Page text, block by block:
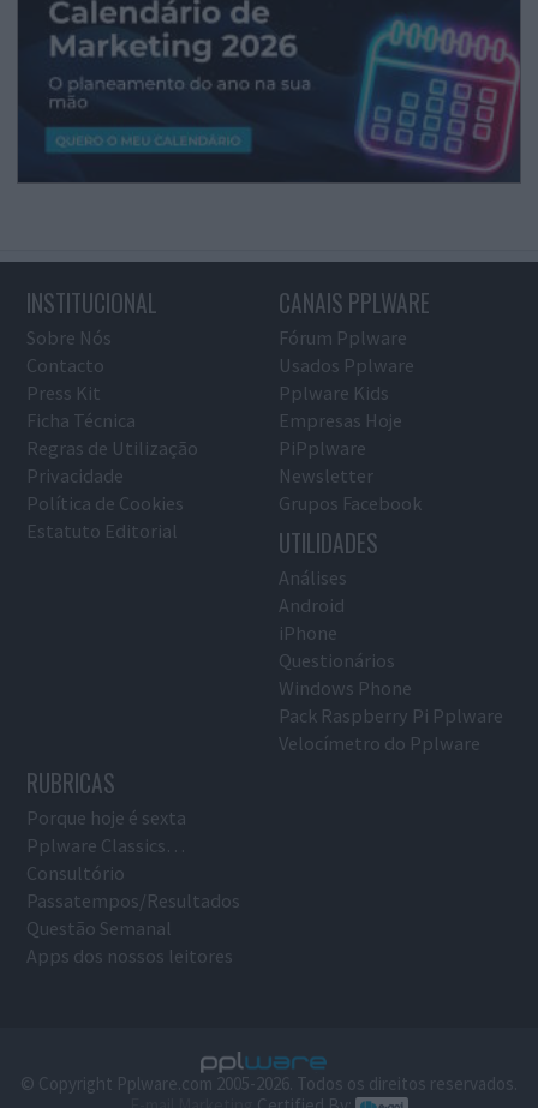
INSTITUCIONAL
Sobre Nós
Contacto
Press Kit
Ficha Técnica
Regras de Utilização
Privacidade
Política de Cookies
Estatuto Editorial
CANAIS PPLWARE
Fórum Pplware
Usados Pplware
Pplware Kids
Empresas Hoje
PiPplware
Newsletter
Grupos Facebook
UTILIDADES
Análises
Android
iPhone
Questionários
Windows Phone
Pack Raspberry Pi Pplware
Velocímetro do Pplware
RUBRICAS
Porque hoje é sexta
Pplware Classics…
Consultório
Passatempos/Resultados
Questão Semanal
Apps dos nossos leitores
© Copyright Pplware.com 2005-2026. Todos os direitos reservados.